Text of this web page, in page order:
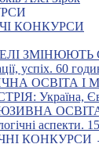
КОНКУРСИ
ЗМІНЮЮТЬ
успіх. 60
ОСВІТА І
Україна,
ОСВІТА:
аспекти.
КОНКУРСИ